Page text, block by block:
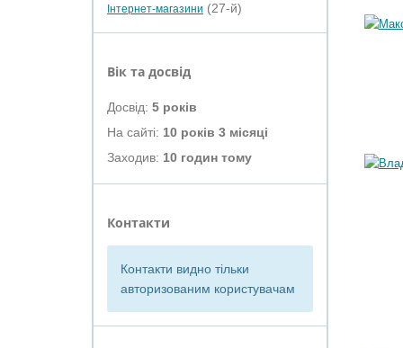
Інтернет-магазини (27-й)
Вік та досвід
Досвід: 5 років
На сайті: 10 років 3 місяці
Заходив: 10 годин тому
Контакти
Контакти видно тільки
авторизованим користувачам